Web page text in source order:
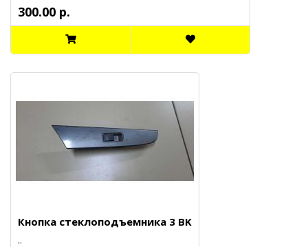
300.00 р.
Кнопка стеклоподъемника 3 BK
..